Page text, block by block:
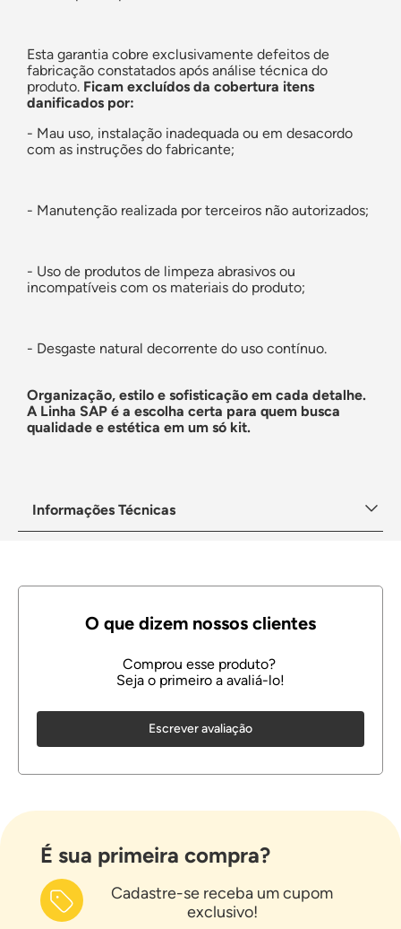
Esta garantia cobre exclusivamente defeitos de
fabricação constatados após análise técnica do
produto. Ficam excluídos da cobertura itens
danificados por:
- Mau uso, instalação inadequada ou em desacordo
com as instruções do fabricante;
- Manutenção realizada por terceiros não autorizados;
- Uso de produtos de limpeza abrasivos ou
incompatíveis com os materiais do produto;
- Desgaste natural decorrente do uso contínuo.
Organização, estilo e sofisticação em cada detalhe.
A Linha SAP é a escolha certa para quem busca
qualidade e estética em um só kit.
Informações Técnicas
Escrever avaliação
É sua primeira compra?
Cadastre-se receba um cupom
exclusivo!